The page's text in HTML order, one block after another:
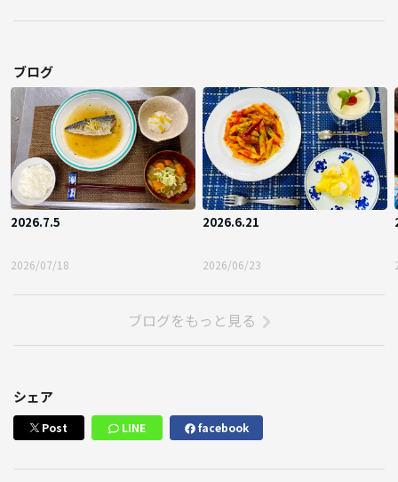
ブログ
2026.7.5
2026/07/18
2026.6.21
2026/06/23
ブログをもっと見る
シェア
Post LINE facebook